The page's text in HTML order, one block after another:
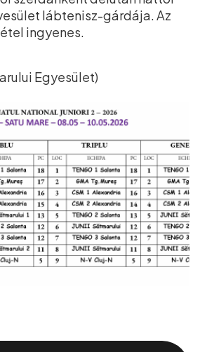
lábtenisz-gárdája. Az
ingyenes.
Egyesület)